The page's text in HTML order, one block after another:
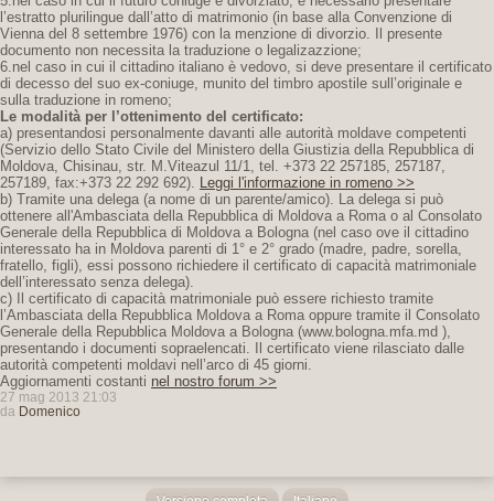
l’estratto plurilingue dall’atto di matrimonio (in base alla Convenzione di
Vienna del 8 settembre 1976) con la menzione di divorzio. Il presente
documento non necessita la traduzione o legalizazzione;
6.nel caso in cui il cittadino italiano è vedovo, si deve presentare il certificato
di decesso del suo ex-coniuge, munito del timbro apostile sull’originale e
sulla traduzione in romeno;
Le modalità per l’ottenimento del certificato:
a) presentandosi personalmente davanti alle autorità moldave competenti
(Servizio dello Stato Civile del Ministero della Giustizia della Repubblica di
Moldova, Chisinau, str. M.Viteazul 11/1, tel. +373 22 257185, 257187,
257189, fax:+373 22 292 692). Leggi l'informazione in romeno >>
b) Tramite una delega (a nome di un parente/amico). La delega si può
ottenere all'Ambasciata della Repubblica di Moldova a Roma o al Consolato
Generale della Repubblica di Moldova a Bologna (nel caso ove il cittadino
interessato ha in Moldova parenti di 1° e 2° grado (madre, padre, sorella,
fratello, figli), essi possono richiedere il certificato di capacità matrimoniale
dell’interessato senza delega).
c) Il certificato di capacità matrimoniale può essere richiesto tramite
l’Ambasciata della Repubblica Moldova a Roma oppure tramite il Consolato
Generale della Repubblica Moldova a Bologna (www.bologna.mfa.md ),
presentando i documenti sopraelencati. Il certificato viene rilasciato dalle
autorità competenti moldavi nell’arco di 45 giorni.
Aggiornamenti costanti nel nostro forum >>
27 mag 2013 21:03
da Domenico